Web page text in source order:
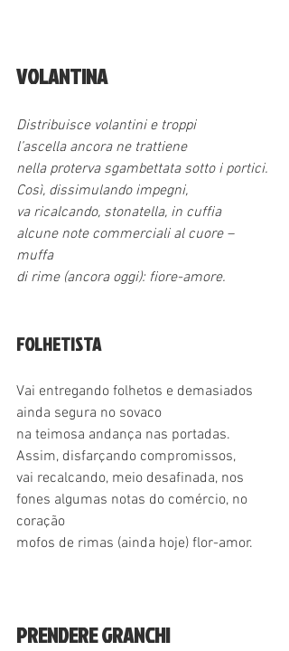
VOLANTINA
Distribuisce volantini e troppi
l’ascella ancora ne trattiene
nella proterva sgambettata sotto i portici.
Così, dissimulando impegni,
va ricalcando, stonatella, in cuffia
alcune note commerciali al cuore –
muffa
di rime (ancora oggi): fiore-amore.
FOLHETISTA
Vai entregando folhetos e demasiados
ainda segura no sovaco
na teimosa andança nas portadas.
Assim, disfarçando compromissos,
vai recalcando, meio desafinada, nos
fones algumas notas do comércio, no
coração
mofos de rimas (ainda hoje) flor-amor.
PRENDERE GRANCHI